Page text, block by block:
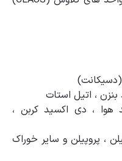
(دسیکانت)
بنزن ، اتیل استات
هوا ، دی اکسید کربن ،
، پروپیلن و سایر خوراک